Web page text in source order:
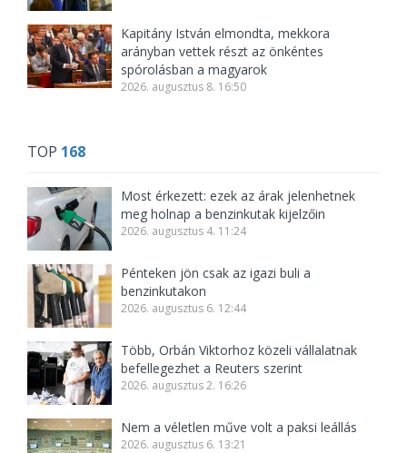
Kapitány István elmondta, mekkora
arányban vettek részt az önkéntes
spórolásban a magyarok
2026. augusztus 8. 16:50
TOP 168
Most érkezett: ezek az árak jelenhetnek
meg holnap a benzinkutak kijelzőin
2026. augusztus 4. 11:24
Pénteken jön csak az igazi buli a
benzinkutakon
2026. augusztus 6. 12:44
Több, Orbán Viktorhoz közeli vállalatnak
befellegezhet a Reuters szerint
2026. augusztus 2. 16:26
Nem a véletlen műve volt a paksi leállás
2026. augusztus 6. 13:21